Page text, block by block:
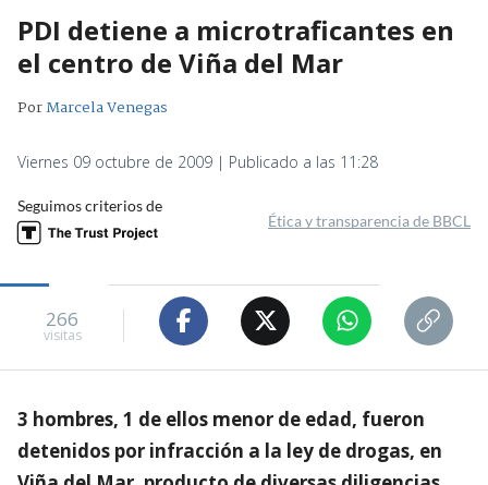
PDI detiene a microtraficantes en
el centro de Viña del Mar
PorMarcela Venegas
Viernes 09 octubre de 2009 | Publicado a las 11:28
Seguimos criterios de
Ética y transparencia de BBCL
266
visitas
3 hombres, 1 de ellos menor de edad, fueron
detenidos por infracción a la ley de drogas, en